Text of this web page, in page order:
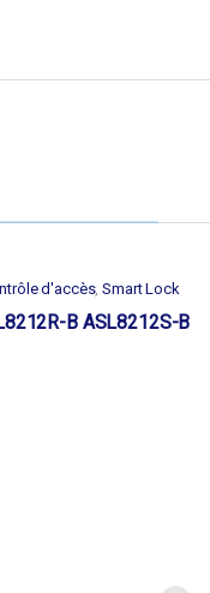
d'accès,Smart Lock
B ASL8212S-B